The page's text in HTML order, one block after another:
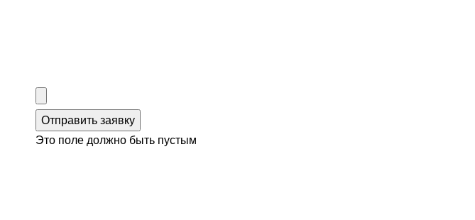
Отправить заявку
Это поле должно быть пустым